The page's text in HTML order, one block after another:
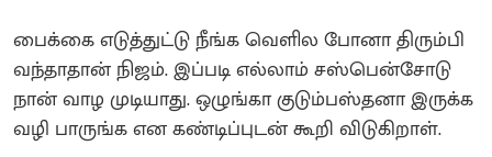
பைக்கை எடுத்துட்டு நீங்க வெளில போனா திரும்பி
வந்தாதான் நிஜம். இப்படி எல்லாம் சஸ்பென்சோடு
நான் வாழ முடியாது. ஒழுங்கா குடும்பஸ்தனா இருக்க
வழி பாருங்க என கண்டிப்புடன் கூறி விடுகிறாள்.